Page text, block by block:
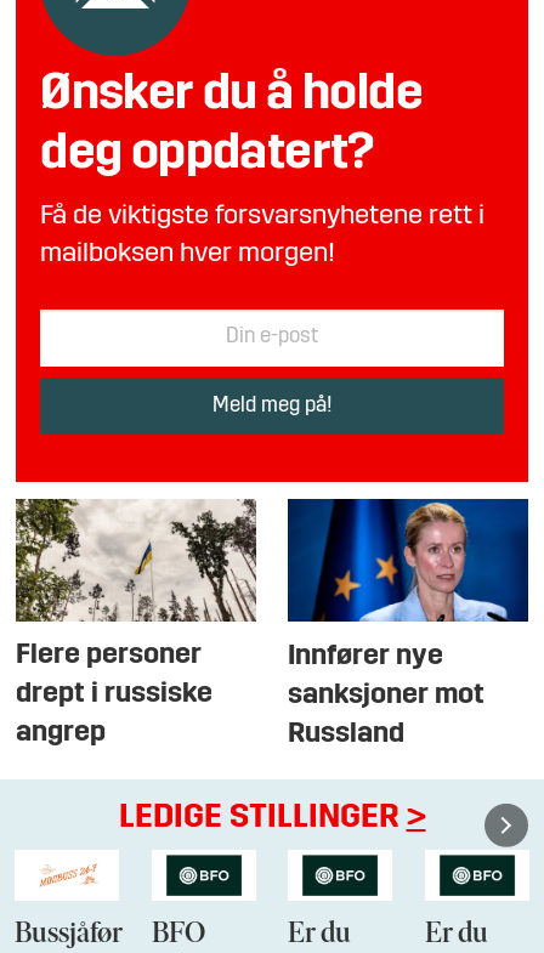
Ønsker du å holde
deg oppdatert?
Få de viktigste forsvarsnyhetene rett i
mailboksen hver morgen!
Flere personer
drept i russiske
angrep
Innfører nye
sanksjoner mot
Russland
LEDIGE STILLINGER >
Bussjåfør
BFO
Er du
Er du